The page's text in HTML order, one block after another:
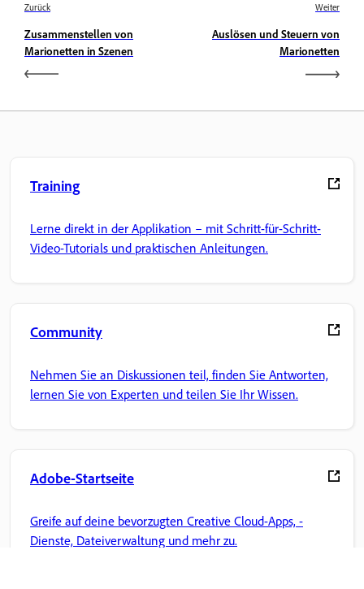
Zurück
Zusammenstellen von
Marionetten in Szenen
Weiter
Auslösen und Steuern von
Marionetten
Training
Lerne direkt in der Applikation – mit Schritt-für-Schritt-
Video-Tutorials und praktischen Anleitungen.
Community
Nehmen Sie an Diskussionen teil, finden Sie Antworten,
lernen Sie von Experten und teilen Sie Ihr Wissen.
Adobe-Startseite
Greife auf deine bevorzugten Creative Cloud-Apps, -
Dienste, Dateiverwaltung und mehr zu.